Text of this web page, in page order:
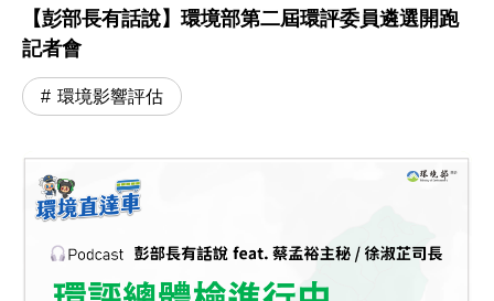
【彭部長有話說】環境部第二屆環評委員遴選開跑
記者會
環境影響評估